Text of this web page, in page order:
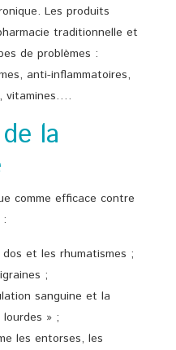
Les produits
traditionnelle et
de problèmes :
anti-inflammatoires,
vitamines….
la
comme efficace contre
et les rhumatismes ;
;
sanguine et la
» ;
les entorses, les